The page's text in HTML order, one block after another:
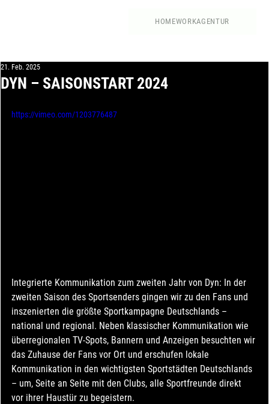
HOMEWORKAGENTUR
DYN – SAISONSTART 2024
21. Feb. 2025
https://vimeo.com/1203776487
Integrierte Kommunikation zum zweiten Jahr von Dyn: In der
zweiten Saison des Sportsenders gingen wir zu den Fans und
inszenierten die größte Sportkampagne Deutschlands –
national und regional. Neben klassischer Kommunikation wie
überregionalen TV-Spots, Bannern und Anzeigen besuchten wir
das Zuhause der Fans vor Ort und erschufen lokale
Kommunikation in den wichtigsten Sportstädten Deutschlands
– um, Seite an Seite mit den Clubs, alle Sportfreunde direkt
vor ihrer Haustür zu begeistern.